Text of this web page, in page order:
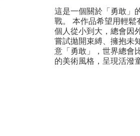
這是一個關於「勇敢」
戰。 本作品希望用輕
個人從小到大，總會因
嘗試拋開束縛、擁抱未
意「勇敢」，世界總會
的美術風格，呈現活潑